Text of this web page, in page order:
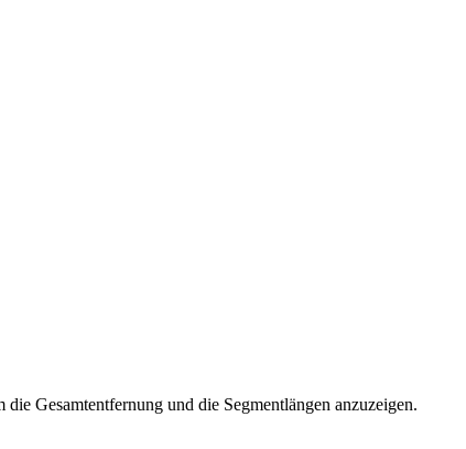
Gesamtentfernung und die Segmentlängen anzuzeigen.